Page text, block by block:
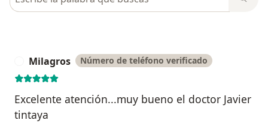
Milagros Número de teléfono verificado
Excelente atención...muy bueno el doctor Javier
tintaya